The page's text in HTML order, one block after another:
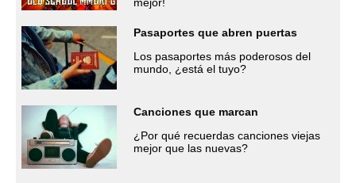
mejor!
Pasaportes que abren puertas
Los pasaportes más poderosos del
mundo, ¿está el tuyo?
Canciones que marcan
¿Por qué recuerdas canciones viejas
mejor que las nuevas?